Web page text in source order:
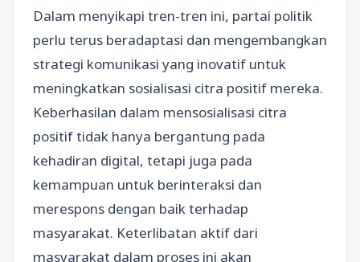
Dalam menyikapi tren-tren ini, partai politik
perlu terus beradaptasi dan mengembangkan
strategi komunikasi yang inovatif untuk
meningkatkan sosialisasi citra positif mereka.
Keberhasilan dalam mensosialisasi citra
positif tidak hanya bergantung pada
kehadiran digital, tetapi juga pada
kemampuan untuk berinteraksi dan
merespons dengan baik terhadap
masyarakat. Keterlibatan aktif dari
masyarakat dalam proses ini akan